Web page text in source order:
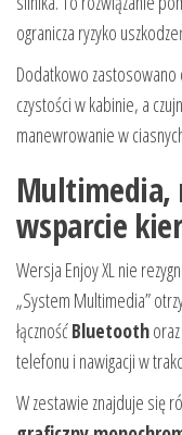
ogranicza ryzyko
Dodatkowo zastosowano
czystości w kabinie, a
manewrowanie w
Multimedia,
wsparcie
Wersja Enjoy XL nie
„System Multimedia”
łącznośćBluetooth
telefonu i nawigacji w
W zestawie znajduje się